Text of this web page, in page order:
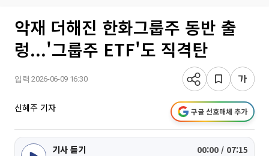
악재 더해진 한화그룹주 동반 출
렁...'그룹주 ETF'도 직격탄
입력 2026-06-09 16:30
신혜주 기자 구글 선호매체 추가
기사 듣기 00:00 / 07:15